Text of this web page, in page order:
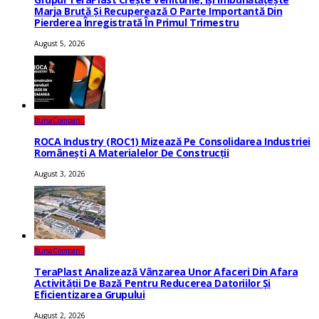
Marja Brută Și Recuperează O Parte Importantă Din
Pierderea Înregistrată În Primul Trimestru
August 5, 2026
BursaCompanii
ROCA Industry (ROC1) Mizează Pe Consolidarea Industriei
Românești A Materialelor De Construcții
August 3, 2026
BursaCompanii
TeraPlast Analizează Vânzarea Unor Afaceri Din Afara
Activității De Bază Pentru Reducerea Datoriilor Și
Eficientizarea Grupului
August 2, 2026